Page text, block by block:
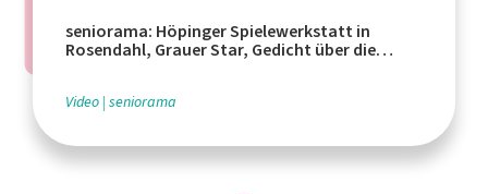
seniorama: Höpinger Spielewerkstatt in
Rosendahl, Grauer Star, Gedicht über die
Video seniorama